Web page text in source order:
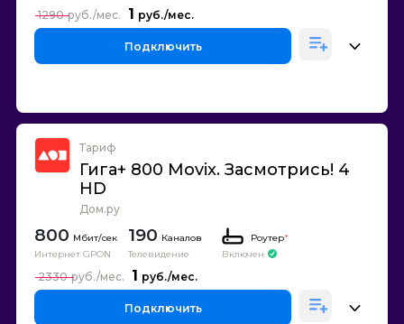
1
1290
Подключить
Тариф
Гига+ 800 Movix. Засмотрись! 4
HD
Дом.ру
800
Интернет GPON
190 Каналов
Телевидение
Роутер*
Включен
1
2330
Подключить